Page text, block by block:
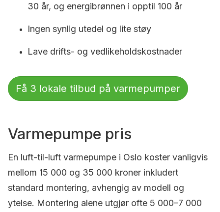
30 år, og energibrønnen i opptil 100 år
Ingen synlig utedel og lite støy
Lave drifts- og vedlikeholdskostnader
Få 3 lokale tilbud på varmepumper
Varmepumpe pris
En luft-til-luft varmepumpe i Oslo koster vanligvis
mellom 15 000 og 35 000 kroner inkludert
standard montering, avhengig av modell og
ytelse. Montering alene utgjør ofte 5 000–7 000